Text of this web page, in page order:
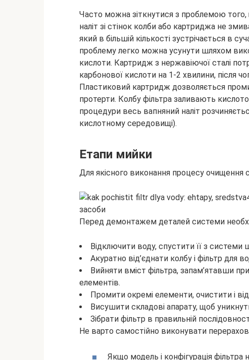
Часто можна зіткнутися з проблемою
наліт зі стінок колби або картриджа не
який в більшій кількості зустрічається в
проблему легко можна усунути шляхом
кислоти. Картридж з нержавіючої сталі
карбонової кислоти на 1-2 хвилини, після
Пластиковий картридж дозволяється
протерти. Колбу фільтра заливають
процедури весь вапняний наліт
кислотному середовищі).
Етапи мийки
Для якісного виконання процесу очищення
Перед демонтажем деталей системи
Відключити воду, спустити її з системи
Акуратно від’єднати колбу і фільтр для
Вийняти вміст фільтра, запам’ятавши
елементів.
Промити окремі елементи, очистити і
Висушити складові апарату, щоб
Зібрати фільтр в правильній
Не варто самостійно виконувати
Якщо модель і конфігурація фільтра